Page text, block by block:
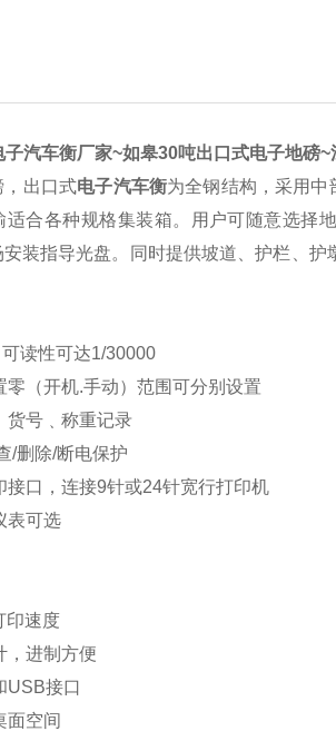
汽车衡厂家~如皋30吨出口式电子地磅
，出口式电子汽车衡为全钢结构，采用中
适合各种规格集装箱。用户可随意选择
装指导光盘。同时提供坡道、护栏、
读性可达1/30000
零（开机.手动）范围可分别设置
货号﹑称重记录
/删除/断电保护
接口，连接9针或24针宽行打印机
表可选
印速度
，进制方便
USB接口
面空间